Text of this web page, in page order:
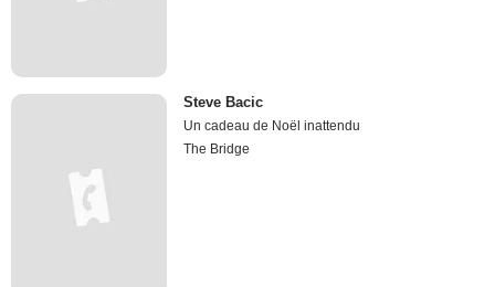
Steve Bacic
Un cadeau de Noël inattendu
The Bridge